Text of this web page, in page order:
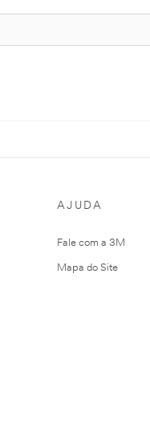
AJUDA
Fale com a 3M
Mapa do Site